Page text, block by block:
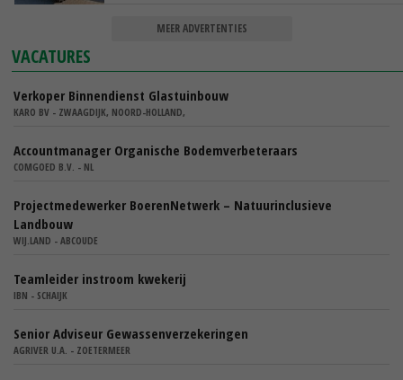
MEER ADVERTENTIES
VACATURES
Verkoper Binnendienst Glastuinbouw
KARO BV - ZWAAGDIJK, NOORD-HOLLAND,
Accountmanager Organische Bodemverbeteraars
COMGOED B.V. - NL
Projectmedewerker BoerenNetwerk – Natuurinclusieve
Landbouw
WIJ.LAND - ABCOUDE
Teamleider instroom kwekerij
IBN - SCHAIJK
Senior Adviseur Gewassenverzekeringen
AGRIVER U.A. - ZOETERMEER